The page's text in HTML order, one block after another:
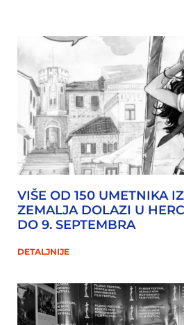
VIŠE OD 150 UMETNIKA
ZEMALJA DOLAZI U
DO 9. SEPTEMBRA
DETALJNIJE